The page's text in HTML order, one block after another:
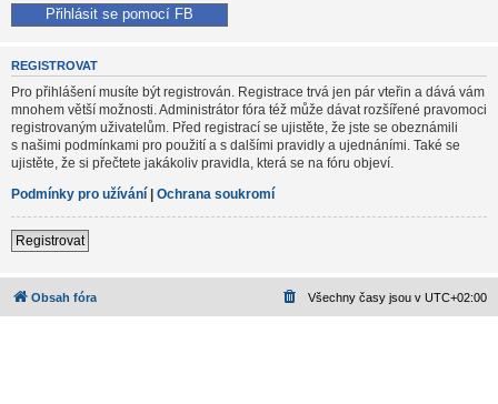
Přihlásit se pomocí FB
REGISTROVAT
Pro přihlášení musíte být registrován. Registrace trvá jen pár vteřin a dává vám
mnohem větší možnosti. Administrátor fóra též může dávat rozšířené pravomoci
registrovaným uživatelům. Před registrací se ujistěte, že jste se obeznámili
s našimi podmínkami pro použití a s dalšími pravidly a ujednáními. Také se
ujistěte, že si přečtete jakákoliv pravidla, která se na fóru objeví.
Podmínky pro užívání | Ochrana soukromí
Registrovat
Obsah fóra Všechny časy jsou v UTC+02:00